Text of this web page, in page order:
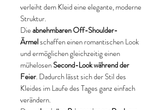
verleiht dem Kleid eine elegante, moderne
Struktur.
Dieabnehmbaren Off-Shoulder-
Ärmelschaffen einen romantischen Look
und ermöglichen gleichzeitig einen
mühelosenSecond-Look während der
Feier. Dadurch lässt sich der Stil des
Kleides im Laufe des Tages ganz einfach
verändern.